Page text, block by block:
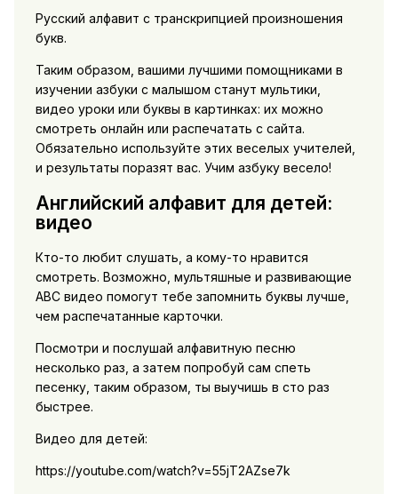
Русский алфавит с транскрипцией произношения
букв.
Таким образом, вашими лучшими помощниками в
изучении азбуки с малышом станут мультики,
видео уроки или буквы в картинках: их можно
смотреть онлайн или распечатать с сайта.
Обязательно используйте этих веселых учителей,
и результаты поразят вас. Учим азбуку весело!
Английский алфавит для детей:
видео
Кто-то любит слушать, а кому-то нравится
смотреть. Возможно, мультяшные и развивающие
ABC видео помогут тебе запомнить буквы лучше,
чем распечатанные карточки.
Посмотри и послушай алфавитную песню
несколько раз, а затем попробуй сам спеть
песенку, таким образом, ты выучишь в сто раз
быстрее.
Видео для детей:
https://youtube.com/watch?v=55jT2AZse7k